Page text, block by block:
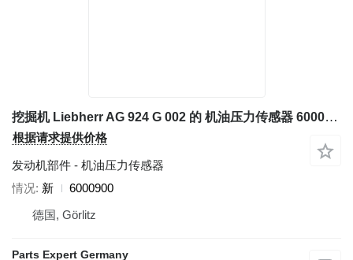
挖掘机 Liebherr AG 924 G 002 的 机油压力传感器 6000900
根据请求提供价格
发动机部件 - 机油压力传感器
情况 新
6000900
德国, Görlitz
Parts Expert Germany